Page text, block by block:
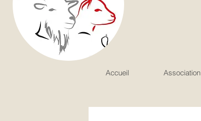
Accueil Association